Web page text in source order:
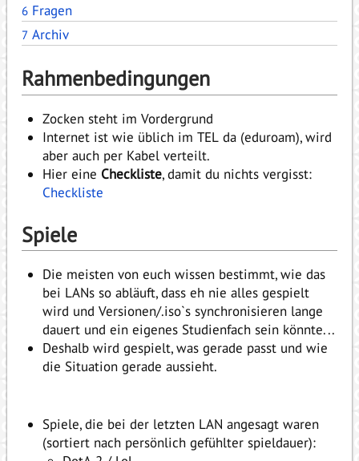
6 Fragen
7 Archiv
Rahmenbedingungen
Zocken steht im Vordergrund
Internet ist wie üblich im TEL da (eduroam), wird
aber auch per Kabel verteilt.
Hier eine Checkliste, damit du nichts vergisst:
Checkliste
Spiele
Die meisten von euch wissen bestimmt, wie das
bei LANs so abläuft, dass eh nie alles gespielt
wird und Versionen/.iso`s synchronisieren lange
dauert und ein eigenes Studienfach sein könnte...
Deshalb wird gespielt, was gerade passt und wie
die Situation gerade aussieht.
Spiele, die bei der letzten LAN angesagt waren
(sortiert nach persönlich gefühlter spieldauer):